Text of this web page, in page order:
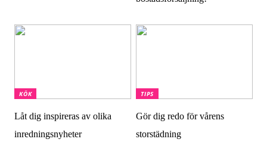
KÖK
Låt dig inspireras av olika
inredningsnyheter
TIPS
Gör dig redo för vårens
storstädning